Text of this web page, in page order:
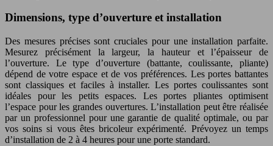
Dimensions, type d’ouverture et installation
Des mesures précises sont cruciales pour une installation parfaite.
Mesurez précisément la largeur, la hauteur et l’épaisseur de
l’ouverture. Le type d’ouverture (battante, coulissante, pliante)
dépend de votre espace et de vos préférences. Les portes battantes
sont classiques et faciles à installer. Les portes coulissantes sont
idéales pour les petits espaces. Les portes pliantes optimisent
l’espace pour les grandes ouvertures. L’installation peut être réalisée
par un professionnel pour une garantie de qualité optimale, ou par
vos soins si vous êtes bricoleur expérimenté. Prévoyez un temps
d’installation de 2 à 4 heures pour une porte standard.